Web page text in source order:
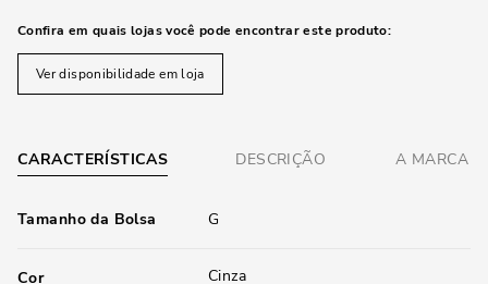
Confira em quais lojas você pode encontrar este produto:
Ver disponibilidade em loja
CARACTERÍSTICAS DESCRIÇÃO A MARCA
Tamanho da Bolsa G
Cor Cinza